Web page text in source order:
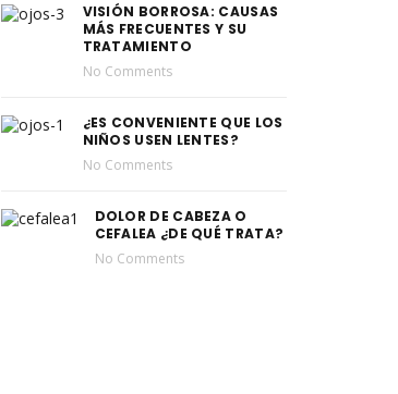
VISIÓN BORROSA: CAUSAS
MÁS FRECUENTES Y SU
TRATAMIENTO
No Comments
¿ES CONVENIENTE QUE LOS
NIÑOS USEN LENTES?
No Comments
DOLOR DE CABEZA O
CEFALEA ¿DE QUÉ TRATA?
No Comments